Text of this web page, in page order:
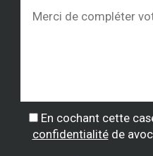
En cochant cette
confidentialitéde